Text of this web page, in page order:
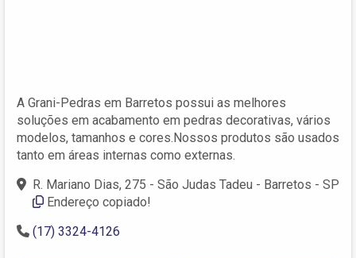
A Grani-Pedras em Barretos possui as melhores
soluções em acabamento em pedras decorativas, vários
modelos, tamanhos e cores.Nossos produtos são usados
tanto em áreas internas como externas.
R. Mariano Dias, 275 - São Judas Tadeu - Barretos - SP
Endereço copiado!
(17) 3324-4126